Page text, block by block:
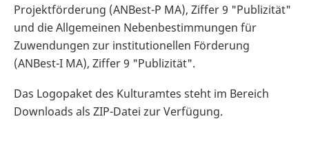
Projektförderung (ANBest-P MA), Ziffer 9 "Publizität"
und die Allgemeinen Nebenbestimmungen für
Zuwendungen zur institutionellen Förderung
(ANBest-I MA), Ziffer 9 "Publizität".
Das Logopaket des Kulturamtes steht im Bereich
Downloads als ZIP-Datei zur Verfügung.